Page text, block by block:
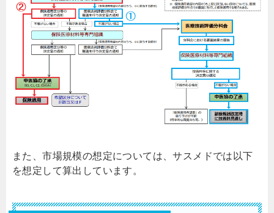
また、市場規模の想定については、サスメドでは以下
を想定して算出しています。